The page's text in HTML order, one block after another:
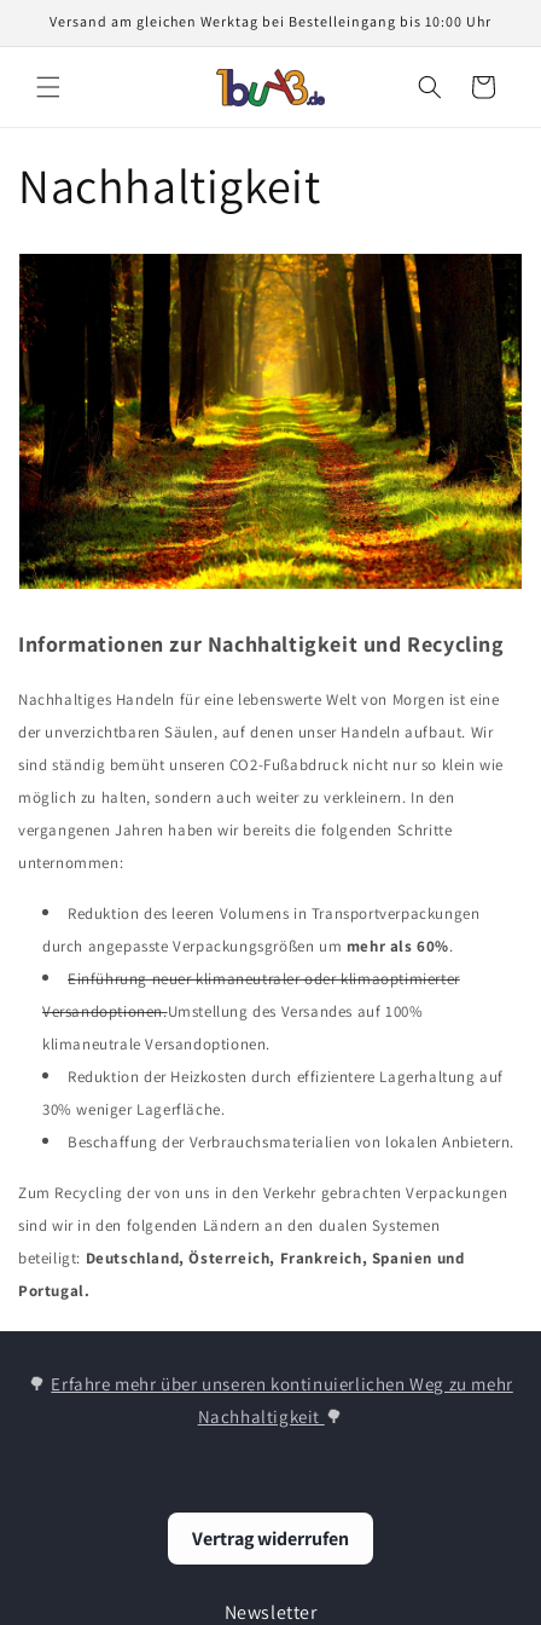
zum
Inhalt
Versand am gleichen Werktag bei Bestelleingang bis 10:00 Uhr
Warenkorb
Nachhaltigkeit
Informationen zur Nachhaltigkeit und Recycling
Nachhaltiges Handeln für eine lebenswerte Welt von Morgen ist eine
der unverzichtbaren Säulen, auf denen unser Handeln aufbaut. Wir
sind ständig bemüht unseren CO2-Fußabdruck nicht nur so klein wie
möglich zu halten, sondern auch weiter zu verkleinern. In den
vergangenen Jahren haben wir bereits die folgenden Schritte
unternommen:
Reduktion des leeren Volumens in Transportverpackungen
durch angepasste Verpackungsgrößen um mehr als 60%.
Einführung neuer klimaneutraler oder klimaoptimierter
Versandoptionen.Umstellung des Versandes auf 100%
klimaneutrale Versandoptionen.
Reduktion der Heizkosten durch effizientere Lagerhaltung auf
30% weniger Lagerfläche.
Beschaffung der Verbrauchsmaterialien von lokalen Anbietern.
Zum Recycling der von uns in den Verkehr gebrachten Verpackungen
sind wir in den folgenden Ländern an den dualen Systemen
beteiligt: Deutschland, Österreich, Frankreich, Spanien und
Portugal.
🌳 Erfahre mehr über unseren kontinuierlichen Weg zu mehr
Nachhaltigkeit 🌳
Vertrag widerrufen
Newsletter